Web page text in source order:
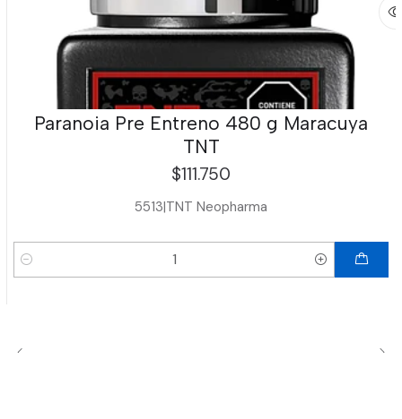
Paranoia Pre Entreno 480 g Maracuya
TNT
$111.750
5513|TNT Neopharma
Cantidad